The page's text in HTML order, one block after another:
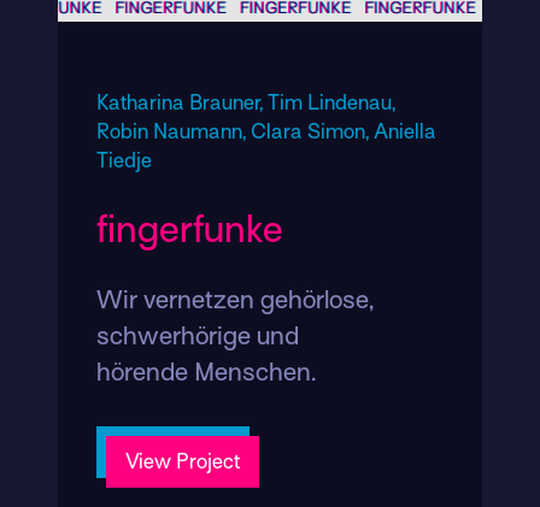
Katharina Brauner, Tim Lindenau,
Robin Naumann, Clara Simon, Aniella
Tiedje
fingerfunke
Wir vernetzen gehörlose,
schwerhörige und
hörende Menschen.
View Project